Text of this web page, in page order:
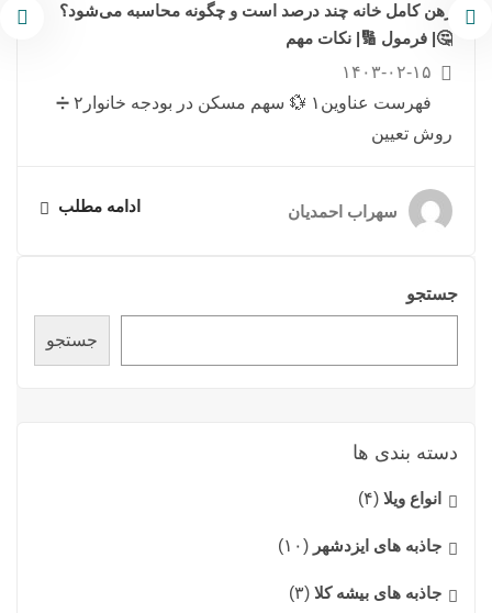
جستجو
جستجو
دسته بندی ها
انواع ویلا (۴)
جاذبه های ایزدشهر (۱۰)
جاذبه های بیشه کلا (۳)
رهن کامل خانه چند درصد است و چگونه محاسبه می‌شود؟
🤔| فرمول 🔢| نکات مهم
۱۴۰۳-۰۲-۱۵
فهرست عناوین۱ 💱 سهم مسکن در بودجه خانوار۲ ➗
روش تعیین
سهراب احمدیان ادامه مطلب